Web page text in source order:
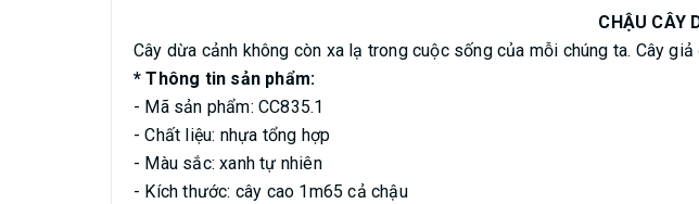
CHẬU CÂY
Cây dừa cảnh không còn xa lạ trong cuộc sống của mỗi chúng ta. Cây
* Thông tin sản phẩm:
- Mã sản phẩm: CC835.1
- Chất liệu: nhựa tổng hợp
- Màu sắc: xanh tự nhiên
- Kích thước: cây cao 1m65 cả chậu